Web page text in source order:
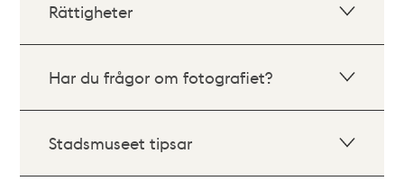
Rättigheter
Har du frågor om fotografiet?
Stadsmuseet tipsar